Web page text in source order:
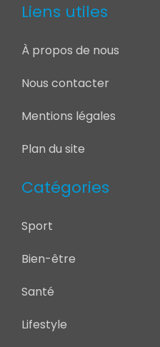
Liens utiles
À propos de nous
Nous contacter
Mentions légales
Plan du site
Catégories
Sport
Bien-être
Santé
Lifestyle